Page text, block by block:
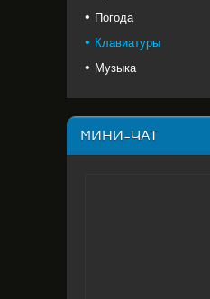
Погода
Клавиатуры
Музыка
МИНИ-ЧАТ